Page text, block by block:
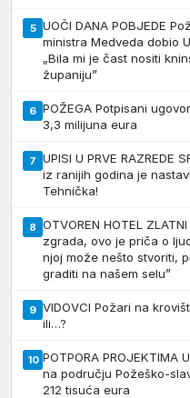
5 UOČI DANA POBJEDE
ministra Medveda dobio
„Bila mi je čast nositi
županiju”
6 POŽEGA Potpisani
3,3 milijuna eura
7 UPISI U PRVE RAZREDE
iz ranijih godina je
Tehnička!
8 OTVOREN HOTEL
zgrada, ovo je priča o
njoj može nešto stvoriti,
graditi na našem selu”
9 VIDOVCI Požari na
ili…?
10 POTPORA
na području Požeško-
212 tisuća eura